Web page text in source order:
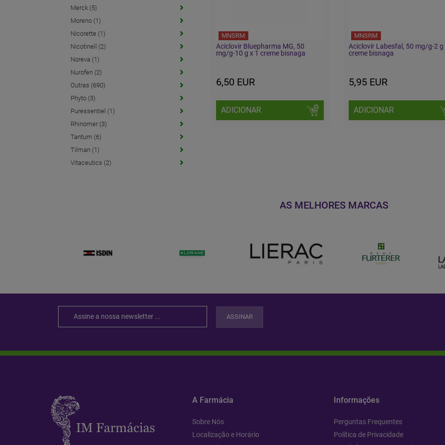
Merck (5)
Moreno (1)
Nicorette (1)
Nicotinell (2)
Noreva (1)
Nurofen (2)
Outras (690)
Phyto (3)
Puressentiel (1)
Rhinomer (3)
Tantum (6)
Tilman (1)
Vitaceutics (2)
MNSRM
Aciclovir Bluepharma MG, 50
mg/g-10 g x 1 creme bisnaga
6,50 EUR
ADICIONAR
MNSRM
Aciclovir Labesfal, 50 mg/g-2 g
creme bisnaga
5,95 EUR
ADICIONAR
AS MELHORES MARCAS
ASSINAR
A Farmácia
Sobre Nós
Localização e Horário
Informações
Perguntas Frequentes
Política de Privacidade